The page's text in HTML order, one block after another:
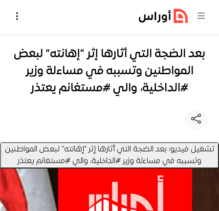
بعد الضجة التي أثارها إثر “إهانته” لبعض
المواطنين وتسببه في مساءلة وزير
#الداخلية، والي #مستغانم يعتذر
تشغيل فيديو: بعد الضجة التي أثارها إثر “إهانته” لبعض المواطنين
وتسببه في مساءلة وزير #الداخلية، والي #مستغانم يعتذر